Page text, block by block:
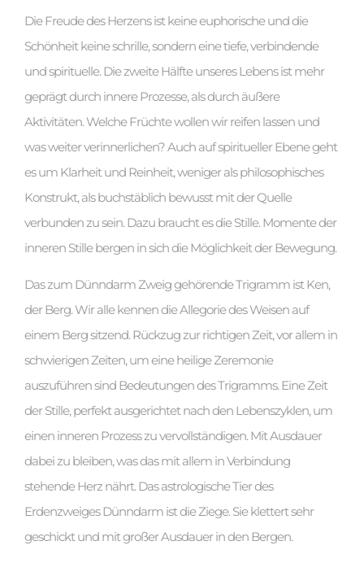
Die Freude des Herzens ist keine euphorische und die
Schönheit keine schrille, sondern eine tiefe, verbindende
und spirituelle. Die zweite Hälfte unseres Lebens ist mehr
geprägt durch innere Prozesse, als durch äußere
Aktivitäten. Welche Früchte wollen wir reifen lassen und
was weiter verinnerlichen? Auch auf spiritueller Ebene geht
es um Klarheit und Reinheit, weniger als philosophisches
Konstrukt, als buchstäblich bewusst mit der Quelle
verbunden zu sein. Dazu braucht es die Stille. Momente der
inneren Stille bergen in sich die Möglichkeit der Bewegung.
Das zum Dünndarm Zweig gehörende Trigramm ist Ken,
der Berg. Wir alle kennen die Allegorie des Weisen auf
einem Berg sitzend. Rückzug zur richtigen Zeit, vor allem in
schwierigen Zeiten, um eine heilige Zeremonie
auszuführen sind Bedeutungen des Trigramms. Eine Zeit
der Stille, perfekt ausgerichtet nach den Lebenszyklen, um
einen inneren Prozess zu vervollständigen. Mit Ausdauer
dabei zu bleiben, was das mit allem in Verbindung
stehende Herz nährt. Das astrologische Tier des
Erdenzweiges Dünndarm ist die Ziege. Sie klettert sehr
geschickt und mit großer Ausdauer in den Bergen.